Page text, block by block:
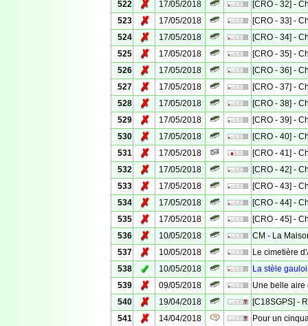
522
✗ 17/05/2018
[CRO - 32] -
523
✗ 17/05/2018
[CRO - 33] -
524
✗ 17/05/2018
[CRO - 34] -
525
✗ 17/05/2018
[CRO - 35] -
526
✗ 17/05/2018
[CRO - 36] -
527
✗ 17/05/2018
[CRO - 37] -
528
✗ 17/05/2018
[CRO - 38] -
529
✗ 17/05/2018
[CRO - 39] -
530
✗ 17/05/2018
[CRO - 40] -
531
✗ 17/05/2018
[CRO - 41] -
532
✗ 17/05/2018
[CRO - 42] -
533
✗ 17/05/2018
[CRO - 43] -
534
✗ 17/05/2018
[CRO - 44] -
535
✗ 17/05/2018
[CRO - 45] -
536
✗ 10/05/2018
CM - La
537
✗ 10/05/2018
Le cimetière
538
✓ 10/05/2018
La stèle
539
✗ 09/05/2018
Une belle aire
540
✗ 19/04/2018
[C18SGPS] -
541
✗ 14/04/2018
Pour un